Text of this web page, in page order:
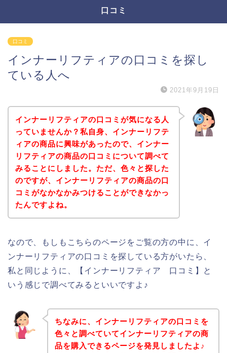
口コミ
口コミ
インナーリフティアの口コミを探し
ている人へ
2021年9月19日
インナーリフティアの口コミが気になる人
っていませんか？私自身、インナーリフテ
ィアの商品に興味があったので、インナー
リフティアの商品の口コミについて調べて
みることにしました。ただ、色々と探した
のですが、インナーリフティアの商品の口
コミがなかなかみつけることができなかっ
たんですよね。
なので、もしもこちらのページをご覧の方の中に、イ
ンナーリフティアの口コミを探している方がいたら、
私と同じように、【インナーリフティア 口コミ】と
いう感じで調べてみるといいですよ♪
ちなみに、インナーリフティアの口コミを
色々と調べていてインナーリフティアの商
品を購入できるページを発見しましたよ♪